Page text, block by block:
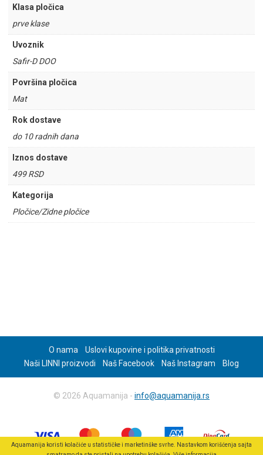
Klasa pločica
prve klase
Uvoznik
Safir-D DOO
Površina pločica
Mat
Rok dostave
do 10 radnih dana
Iznos dostave
499 RSD
Kategorija
Pločice/Zidne pločice
O nama
Uslovi kupovine i politika privatnosti
Naši LINNI proizvodi
Naš Facebook Naš Instagram Blog
© 2026 Aquamanija - info@aquamanija.rs
Aquamanija koristi kolačiće u statističke i marketinške svrhe. Nastavkom korišćenja sajta